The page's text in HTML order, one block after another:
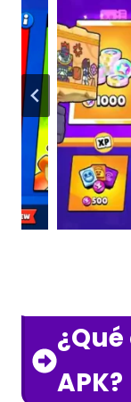
APK?